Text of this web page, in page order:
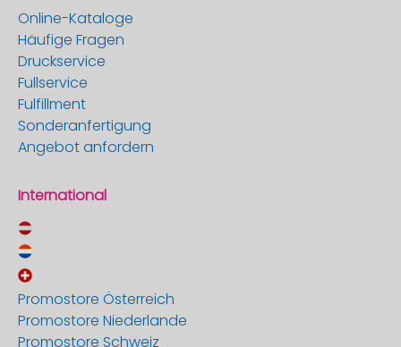
Online-Kataloge
Häufige Fragen
Druckservice
Fullservice
Fulfillment
Sonderanfertigung
Angebot anfordern
International
Promostore Österreich
Promostore Niederlande
Promostore Schweiz